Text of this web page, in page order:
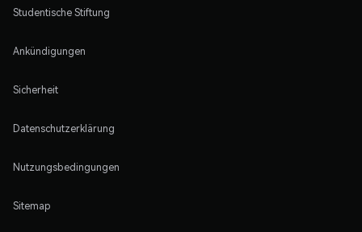
Studentische Stiftung
Ankündigungen
Sicherheit
Datenschutzerklärung
Nutzungsbedingungen
Sitemap